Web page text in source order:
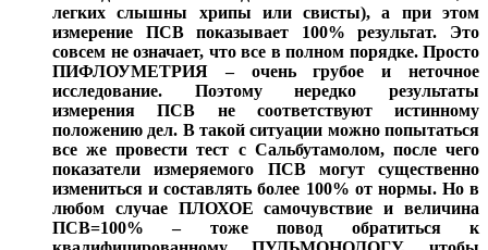
легких слышны хрипы или свисты), а при этом
измерение ПСВ показывает 100% результат. Это
совсем не означает, что все в полном порядке. Просто
ПИФЛОУМЕТРИЯ – очень грубое и неточное
исследование. Поэтому нередко результаты
измерения ПСВ не соответствуют истинному
положению дел. В такой ситуации можно попытаться
все же провести тест с Сальбутамолом, после чего
показатели измеряемого ПСВ могут существенно
измениться и составлять более 100% от нормы. Но в
любом случае ПЛОХОЕ самочувствие и величина
ПСВ=100% – тоже повод обратиться к